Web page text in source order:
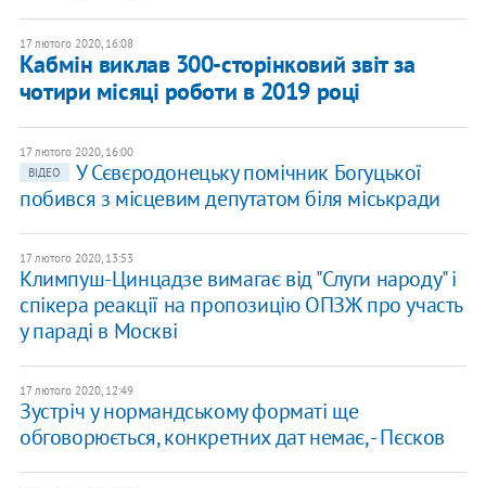
17 лютого 2020, 16:08
Кабмін виклав 300-сторінковий звіт за
чотири місяці роботи в 2019 році
17 лютого 2020, 16:00
ВІДЕО
У Сєвєродонецьку помічник Богуцької
побився з місцевим депутатом біля міськради
17 лютого 2020, 13:53
Климпуш-Цинцадзе вимагає від "Слуги народу" і
спікера реакції на пропозицію ОПЗЖ про участь
у параді в Москві
17 лютого 2020, 12:49
Зустріч у нормандському форматі ще
обговорюється, конкретних дат немає, - Пєсков